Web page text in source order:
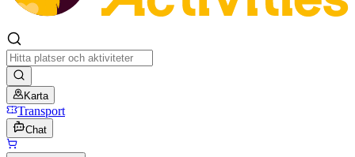
Karta
Transport
Chat